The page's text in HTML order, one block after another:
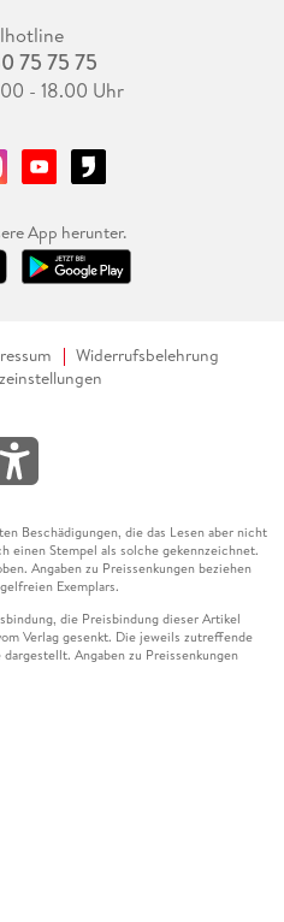
75 75 75
- 18.00 Uhr
App herunter.
Widerrufsbelehrung
Beschädigungen, die das Lesen aber nicht
einen Stempel als solche gekennzeichnet.
Angaben zu Preissenkungen beziehen
Exemplars.
die Preisbindung dieser Artikel
Verlag gesenkt. Die jeweils zutreffende
Angaben zu Preissenkungen